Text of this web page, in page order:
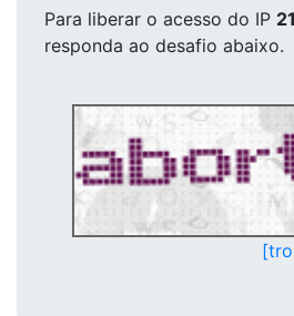
Para liberar o acesso do IP
responda ao desafio abaixo.